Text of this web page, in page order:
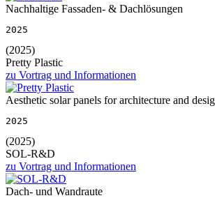
Nachhaltige Fassaden- & Dachlösungen
2025
(2025)
Pretty Plastic
zu Vortrag und Informationen
Aesthetic solar panels for architecture and
2025
(2025)
SOL-R&D
zu Vortrag und Informationen
Dach- und Wandraute